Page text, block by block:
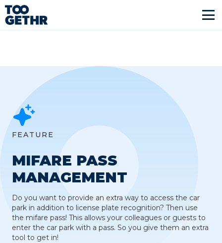
FEATURE
MIFARE PASS
MANAGEMENT
Do you want to provide an extra way to access the car
park in addition to license plate recognition? Then use
the mifare pass! This allows your colleagues or guests to
enter the car park with a pass. So you give them an extra
tool to get in!